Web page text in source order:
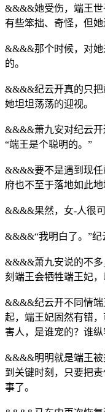
&&&&她受伤，端王世
有些笨拙、奇怪，但她
&&&&那个时候，对
的。
&&&&纪云开真的只把
她坦坦荡荡的迎视。
&&&&萧九安对纪云开
“端王是个聪明的。”
&&&&要不是遇到现任
府也不至于落地如此地
&&&&果然，女-人很
&&&&“我明白了。”纪
&&&&萧九安说的不多
刻端王会牺牲端王妃，
&&&&纪云开不同情
起，端王妃固然有错
害人，是谁宠的？谁纵
&&&&明明就是端王被
到关键时刻，只要把
事了。